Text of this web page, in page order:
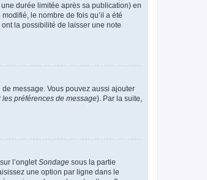
durée limitée après sa publication) en
le nombre de fois qu’il a été
la possibilité de laisser une note
message. Vous pouvez aussi ajouter
préférences de message). Par la suite,
l’ongletSondage sous la partie
une option par ligne dans le